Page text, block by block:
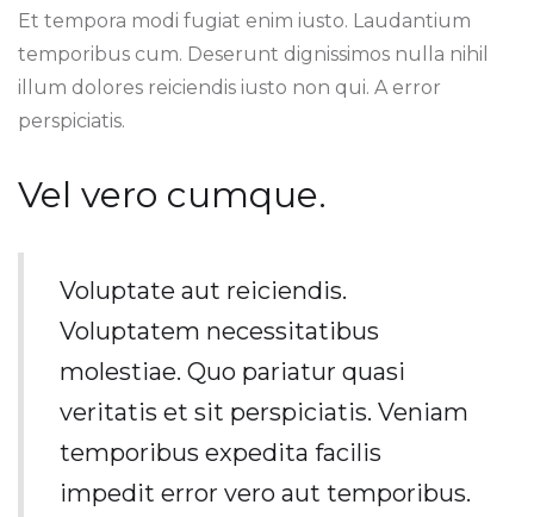
Et tempora modi fugiat enim iusto. Laudantium
temporibus cum. Deserunt dignissimos nulla nihil
illum dolores reiciendis iusto non qui. A error
perspiciatis.
Vel vero cumque.
Voluptate aut reiciendis.
Voluptatem necessitatibus
molestiae. Quo pariatur quasi
veritatis et sit perspiciatis. Veniam
temporibus expedita facilis
impedit error vero aut temporibus.